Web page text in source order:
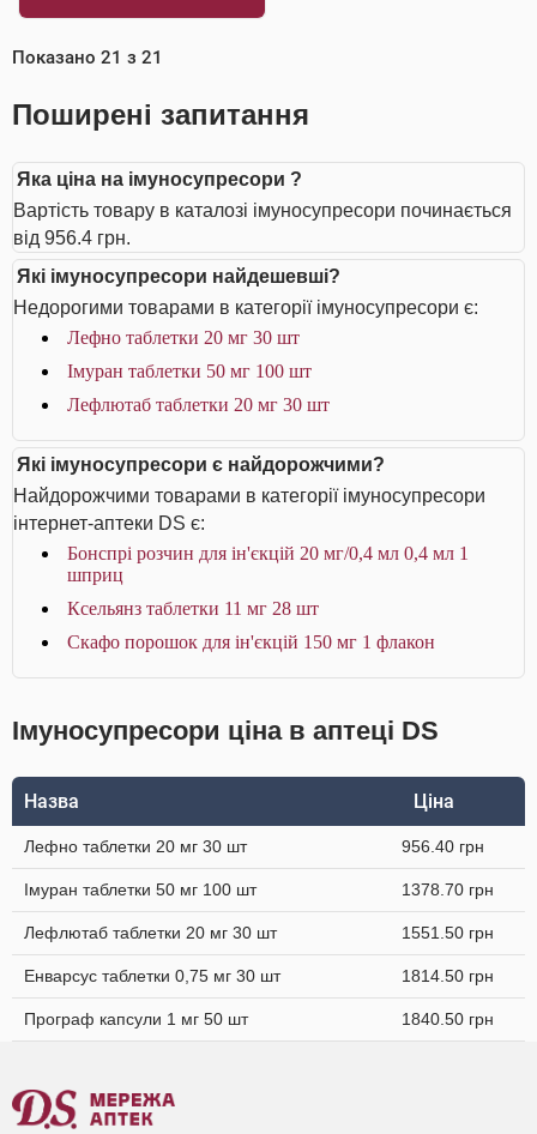
Показано 21 з 21
Поширені запитання
Яка ціна на імуносупресори ?
Вартість товару в каталозі імуносупресори починається
від 956.4 грн.
Які імуносупресори найдешевші?
Недорогими товарами в категорії імуносупресори є:
Лефно таблетки 20 мг 30 шт
Імуран таблетки 50 мг 100 шт
Лефлютаб таблетки 20 мг 30 шт
Які імуносупресори є найдорожчими?
Найдорожчими товарами в категорії імуносупресори
інтернет-аптеки DS є:
Бонспрі розчин для ін'єкцій 20 мг/0,4 мл 0,4 мл 1
шприц
Ксельянз таблетки 11 мг 28 шт
Скафо порошок для ін'єкцій 150 мг 1 флакон
Імуносупресори ціна в аптеці DS
Назва Ціна
Лефно таблетки 20 мг 30 шт 956.40 грн
Імуран таблетки 50 мг 100 шт 1378.70 грн
Лефлютаб таблетки 20 мг 30 шт 1551.50 грн
Енварсус таблетки 0,75 мг 30 шт 1814.50 грн
Програф капсули 1 мг 50 шт 1840.50 грн